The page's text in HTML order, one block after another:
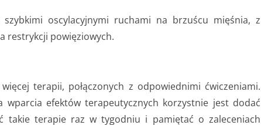
oscylacyjnymi ruchami na brzuścu mięśnia, z
restrykcji powięziowych.
terapii, połączonych z odpowiednimi ćwiczeniami.
wparcia efektów terapeutycznych korzystnie jest dodać
takie terapie raz w tygodniu i pamiętać o zaleceniach